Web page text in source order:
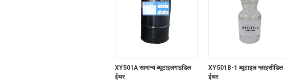
XY501A सामान्य ब्यूटाइलगाइडिल
ईथर
XY501B-1 ब्यूटाइल ग्लाइसीडिल
ईथर